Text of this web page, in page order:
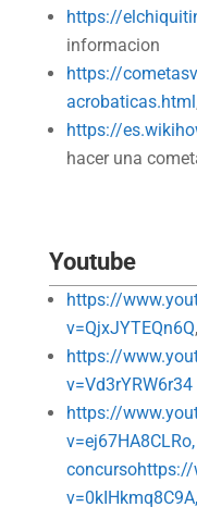
https://
informacion
https://
acrobaticas.html
https://
hacer una
Youtube
https://
v=QjxJYTEQn6Q,
https://
v=Vd3rYRW6r34
https://
v=ej67HA8CLRo,
v=0kIHkmq8C9A,